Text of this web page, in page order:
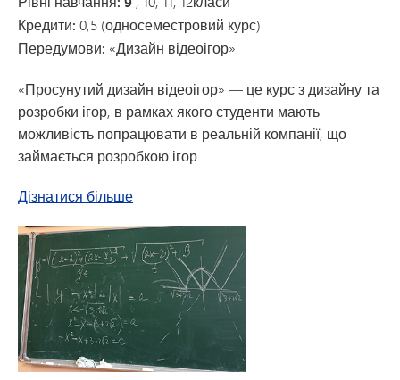
Кредити: 0,5 (односеместровий курс)
Передумови: «Дизайн відеоігор»
«Просунутий дизайн відеоігор» — це курс з дизайну та
розробки ігор, в рамках якого студенти мають
можливість попрацювати в реальній компанії, що
займається розробкою ігор.
Дізнатися більшепро просунутий дизайн відеоігор